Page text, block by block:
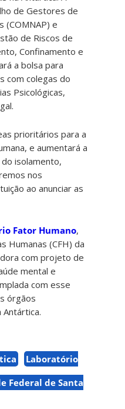
de Gestores de
(COMNAP) e
de Riscos de
Confinamento e
a bolsa para
com colegas do
Psicológicas,
prioritários para a
e aumentará a
isolamento,
nos
ao anunciar as
Fator Humano,
Humanas (CFH) da
com projeto de
mental e
com esse
órgãos
Laboratório
Federal de Santa